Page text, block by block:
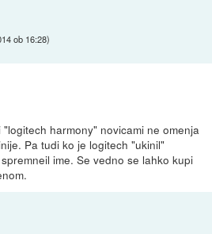
ob 16:28)
harmony" novicami ne omenja
Pa tudi ko je logitech "ukinil"
ime. Se vedno se lahko kupi